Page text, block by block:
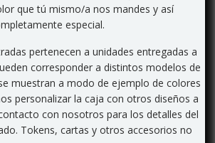
que tú mismo/a nos mandes y así
especial.
pertenecen a unidades entregadas a
corresponder a distintos modelos de
muestran a modo de ejemplo de colores
personalizar la caja con otros diseños a
con nosotros para los detalles del
Tokens, cartas y otros accesorios no